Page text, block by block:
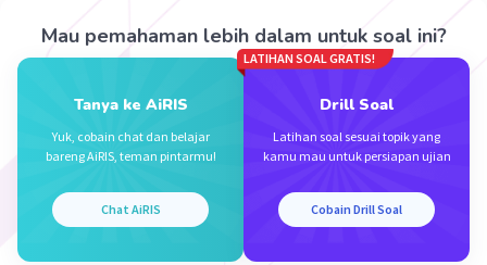
ω = 2𝞹f
f = n/t
as = ω r
ω = kecepatan sudut (rad/s)
v = kecepatan (m/s)
r = jari-jari lingkaran (m)
Mau pemahaman lebih dalam untuk soal ini?
Tanya ke AiRIS
Yuk, cobain chat dan belajar
bareng AiRIS, teman pintarmu!
Chat AiRIS
LATIHAN SOAL GRATIS!
Drill Soal
Latihan soal sesuai topik yang
kamu mau untuk persiapan ujian
Cobain Drill Soal